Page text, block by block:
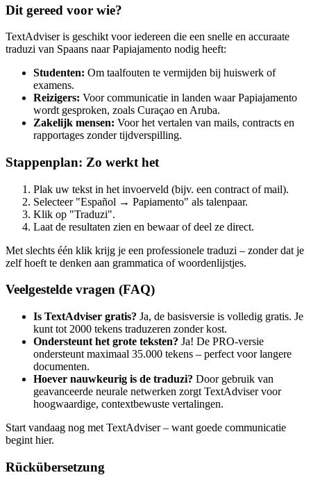
Dit gereed voor wie?
TextAdviser is geschikt voor iedereen die een snelle en accuraate
traduzi van Spaans naar Papiajamento nodig heeft:
Studenten: Om taalfouten te vermijden bij huiswerk of
examens.
Reizigers: Voor communicatie in landen waar Papiajamento
wordt gesproken, zoals Curaçao en Aruba.
Zakelijk mensen: Voor het vertalen van mails, contracts en
rapportages zonder tijdverspilling.
Stappenplan: Zo werkt het
Plak uw tekst in het invoerveld (bijv. een contract of mail).
Selecteer "Español → Papiamento" als talenpaar.
Klik op "Traduzi".
Laat de resultaten zien en bewaar of deel ze direct.
Met slechts één klik krijg je een professionele traduzi – zonder dat je
zelf hoeft te denken aan grammatica of woordenlijstjes.
Veelgestelde vragen (FAQ)
Is TextAdviser gratis? Ja, de basisversie is volledig gratis. Je
kunt tot 2000 tekens traduzeren zonder kost.
Ondersteunt het grote teksten? Ja! De PRO-versie
ondersteunt maximaal 35.000 tekens – perfect voor langere
documenten.
Hoever nauwkeurig is de traduzi? Door gebruik van
geavanceerde neurale netwerken zorgt TextAdviser voor
hoogwaardige, contextbewuste vertalingen.
Start vandaag nog met TextAdviser – want goede communicatie
begint hier.
Rückübersetzung